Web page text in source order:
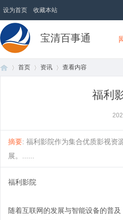
设为首页 收藏本站
宝清百事通
首页 资讯 查看内容
福利
摘要: 福利影院作为集合优质影视资
展。......
福利影院
随着互联网的发展与智能设备的普